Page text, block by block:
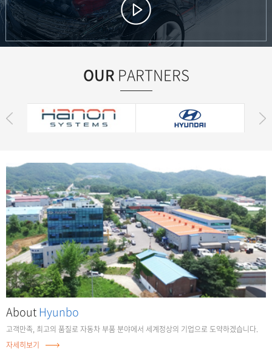
OUR PARTNERS
About Hyunbo
고객만족, 최고의 품질로 자동차 부품 분야에서 세계정상의 기업으로 도약하겠습니다.
자세히보기